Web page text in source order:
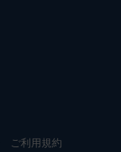
ご利用規約